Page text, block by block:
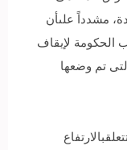
مشدداً علىأن
الحكومة لإيقاف
تم وضعها